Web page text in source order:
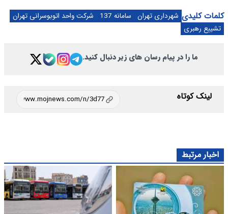
کلمات کلیدی شهرداری تهران سامانه 137
شرکت واحد اتوبوسرانی تهران
تشییع رهبری
ما را در پیام رسان های زیر دنبال کنید.
لینک کوتاه
اخبار مرتبط